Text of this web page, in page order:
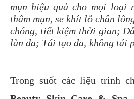
mụn hiệu quả cho mọi loại
thâm mụn, se khít lỗ chân
chóng, tiết kiệm thời gian;
làn da; Tái tạo da, không tái
Trong suốt các liệu trình